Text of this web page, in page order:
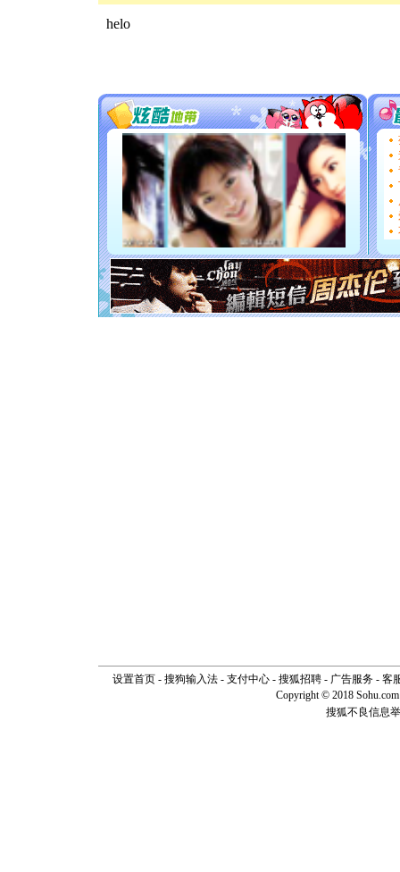
道一声平
要平安！
[圣诞节]
能正大光
天都要快
[圣诞节]
如意,快
[元旦]
看
断电。
你是我
[元旦]
如
起；二
离。水晶
[元旦]当
泣，这痛
卖了。水
设置首页- 搜狗输入法- 支付中心- 搜狐招聘- 广告服务- 客
Copyright © 2018
搜狐不良信息